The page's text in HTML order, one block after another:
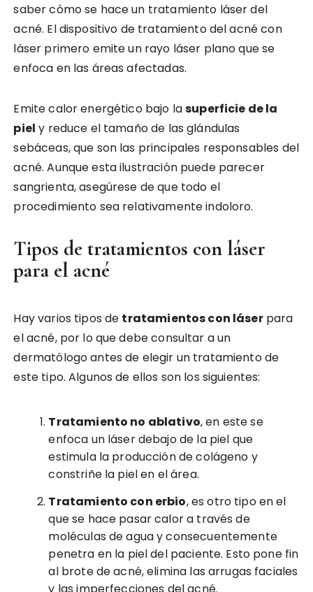
saber cómo se hace un tratamiento láser del
acné. El dispositivo de tratamiento del acné con
láser primero emite un rayo láser plano que se
enfoca en las áreas afectadas.
Emite calor energético bajo lasuperficie de la
piel y reduce el tamaño de las glándulas
sebáceas, que son las principales responsables del
acné. Aunque esta ilustración puede parecer
sangrienta, asegúrese de que todo el
procedimiento sea relativamente indoloro.
Tipos de tratamientos con láser
para el acné
Hay varios tipos de tratamientos con láserpara
el acné, por lo que debe consultar a un
dermatólogo antes de elegir un tratamiento de
este tipo. Algunos de ellos son los siguientes:
Tratamiento no ablativo, en este se
enfoca un láser debajo de la piel que
estimula la producción de colágeno y
constriñe la piel en el área.
Tratamiento con erbio, es otro tipo en el
que se hace pasar calor a través de
moléculas de agua y consecuentemente
penetra en la piel del paciente. Esto pone fin
al brote de acné, elimina las arrugas faciales
y las imperfecciones del acné.